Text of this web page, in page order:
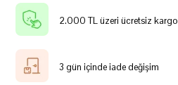
2.000 TL üzeri ücretsiz kargo
3 gün içinde iade değişim